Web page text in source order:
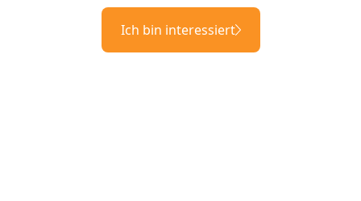
Ich bin interessiert